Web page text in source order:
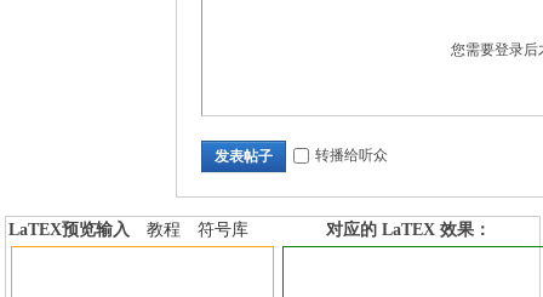
您需要登录
发表帖子 转播给听众
LaTEX预览输入 教程
符号库
对应的 LaTEX 效果：